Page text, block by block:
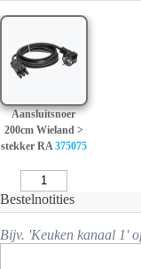
Aansluitsnoer
200cm Wieland >
stekker RA375075
Bestelnotities
Bijv. 'Keuken kanaal 1'